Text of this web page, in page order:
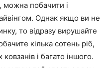
можна побачити і
Однак якщо ви не
то відразу вирушайте
кілька сотень ріб,
і багато іншого.